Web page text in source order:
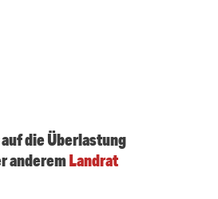
die Überlastung
anderemLandrat